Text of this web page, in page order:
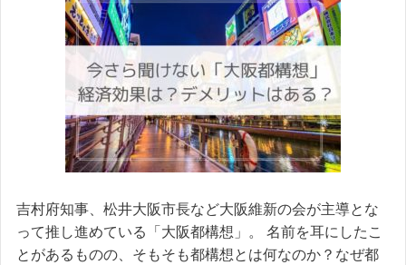
吉村府知事、松井大阪市長など大阪維新の会が主導とな
って推し進めている「大阪都構想」。 名前を耳にしたこ
とがあるものの、そもそも都構想とは何なのか？なぜ都